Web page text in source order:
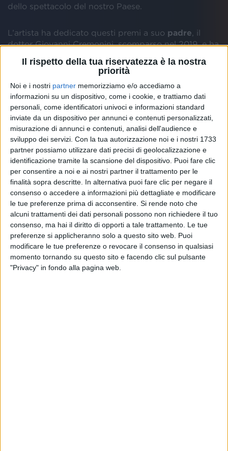
Il rispetto della tua riservatezza è la nostra
priorità
Noi e i nostri partner memorizziamo e/o accediamo a
informazioni su un dispositivo, come i cookie, e trattiamo dati
personali, come identificatori univoci e informazioni standard
inviate da un dispositivo per annunci e contenuti personalizzati,
misurazione di annunci e contenuti, analisi dell'audience e
sviluppo dei servizi. Con la tua autorizzazione noi e i nostri 1733
partner possiamo utilizzare dati precisi di geolocalizzazione e
identificazione tramite la scansione del dispositivo. Puoi fare clic
per consentire a noi e ai nostri partner il trattamento per le
finalità sopra descritte. In alternativa puoi fare clic per negare il
consenso o accedere a informazioni più dettagliate e modificare
le tue preferenze prima di acconsentire. Si rende noto che
alcuni trattamenti dei dati personali possono non richiedere il tuo
consenso, ma hai il diritto di opporti a tale trattamento. Le tue
preferenze si applicheranno solo a questo sito web. Puoi
modificare le tue preferenze o revocare il consenso in qualsiasi
momento tornando su questo sito e facendo clic sul pulsante
"Privacy" in fondo alla pagina web.
dello spettacolo del nostro Paese.
L’artista ha dedicato questi premi a suo padre , il
dottor Giovanni Cremonini, scomparso nel 2019, e ha
riconoscimento che per me oltrepassa il valore
professionale per coinvolgere fortemente quello
personale. Qui ho iniziato a scrivere canzoni e ho
vissuto e continuo a vivere momenti importantissimi
per la mia storia e la mia idea di vita artistica”,
sottolineando il suo forte legame con a terra di
Marateache più volte aveva già definito come uno
dei suoi luoghi del cuore.